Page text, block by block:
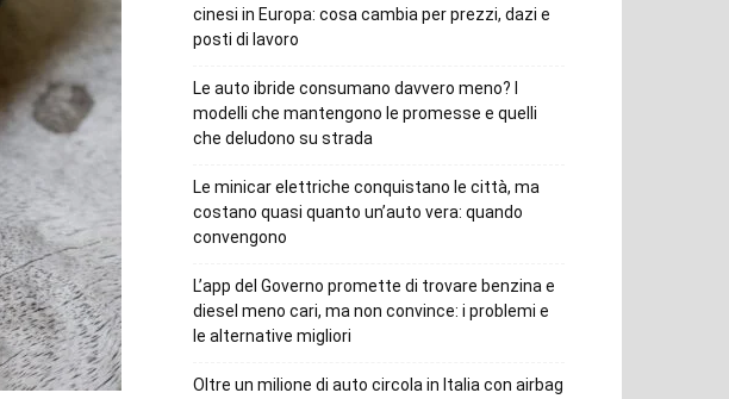
cinesi in Europa: cosa cambia per prezzi, dazi e
posti di lavoro
Le auto ibride consumano davvero meno? I
modelli che mantengono le promesse e quelli
che deludono su strada
Le minicar elettriche conquistano le città, ma
costano quasi quanto un’auto vera: quando
convengono
L’app del Governo promette di trovare benzina e
diesel meno cari, ma non convince: i problemi e
le alternative migliori
Oltre un milione di auto circola in Italia con airbag